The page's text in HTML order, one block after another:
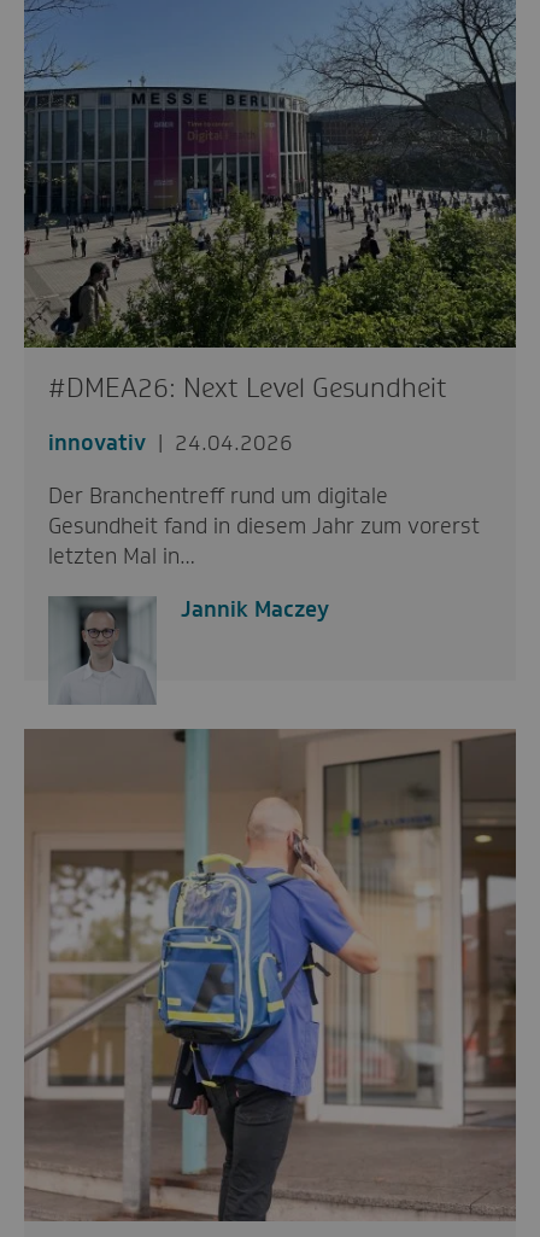
#DMEA26: Next Level Gesundheit
innovativ
24.04.2026
Der Branchentreff rund um digitale
Gesundheit fand in diesem Jahr zum vorerst
letzten Mal in…
Jannik Maczey